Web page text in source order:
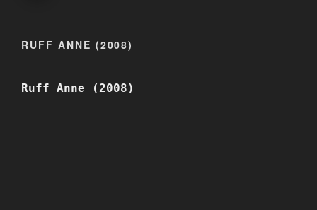
RUFF ANNE (2008)
Ruff Anne (2008)